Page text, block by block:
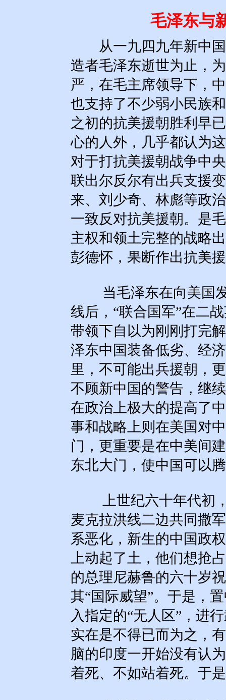
毛泽东与
从一九四九年新中国
造者毛泽东逝世为止，
严，在毛主席领导下，
也支持了不少弱小民族
之初的抗美援朝胜利早
心的人外，几乎都认为
对于打抗美援朝战争中
联出尔反尔有出兵支援
来、刘少奇、林彪等政
一致反对抗美援朝。是
主权和领土完整的战略
彭德怀，果断作出抗美
当毛泽东在向美国发
线后，“联合国军”在二
带领下自以为刚刚打完
泽东中国装备低劣、经
里，不可能出兵援朝，
不顾新中国的警告，继
在政治上极大的提高了
事和战略上则在美国对
门，更重要是在中美间
东北大门，使中国可以
上世纪六十年代初，
麦克拉洪线二边共同撒
系恶化，新生的中国政
上动起了土，他们想抢
的总理尼赫鲁的六十岁
其“国际威望”。于是，
入指定的“无人区”，进
实在是不得已而为之，
脑的印度一开始没有认
着死、不如站着死。于